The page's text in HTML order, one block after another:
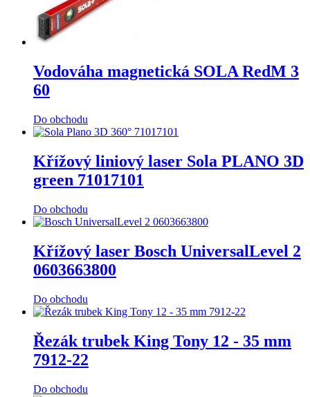
Vodováha magnetická SOLA RedM 3
60
Do obchodu
Křížový liniový laser Sola PLANO 3D
green 71017101
Do obchodu
Křížový laser Bosch UniversalLevel 2
0603663800
Do obchodu
Řezák trubek King Tony 12 - 35 mm
7912-22
Do obchodu